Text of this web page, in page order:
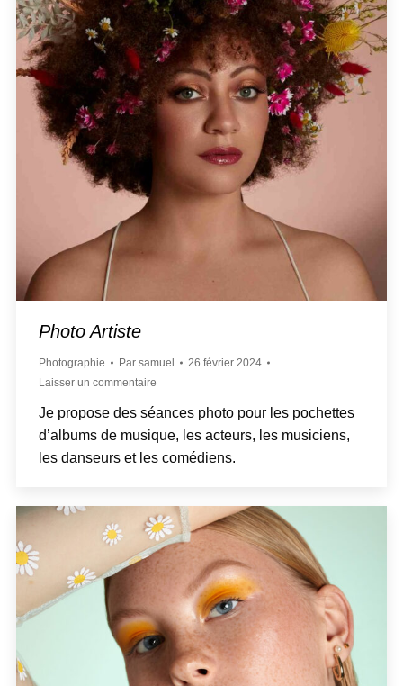
Photo Artiste
Photographie Par samuel
26 février 2024
Laisser un commentaire
Je propose des séances photo pour les pochettes
d’albums de musique, les acteurs, les musiciens,
les danseurs et les comédiens.